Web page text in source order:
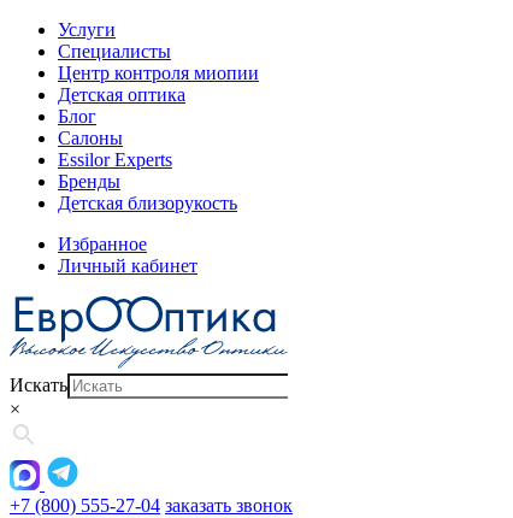
Услуги
Специалисты
Центр контроля миопии
Детская оптика
Блог
Салоны
Essilor Experts
Бренды
Детская близорукость
Избранное
Личный кабинет
Искать
×
+7 (800) 555-27-04 заказать звонок